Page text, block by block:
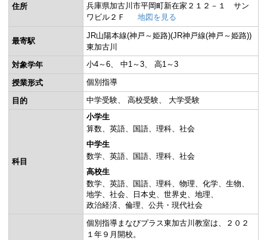
住所
兵庫県加古川市平岡町新在家２１２－１ サン
ワビル２Ｆ
地図を見る
最寄駅
JR山陽本線(神戸～姫路)(JR神戸線(神戸～姫路))
東加古川
対象学年
小4～6 中1～3 高1～3
授業形式 個別指導
目的 中学受験 高校受験 大学受験
科目
小学生
算数
英語 国語 理科
社会
中学生
数学
英語 国語 理科
社会
高校生
数学
英語 国語 理科 物理 化学
生物
地学
社会 日本史 世界史
地理
政治経済
倫理 公共・現代社会
個別指導まなびプラス東加古川教室は、２０２
１年９月開校。